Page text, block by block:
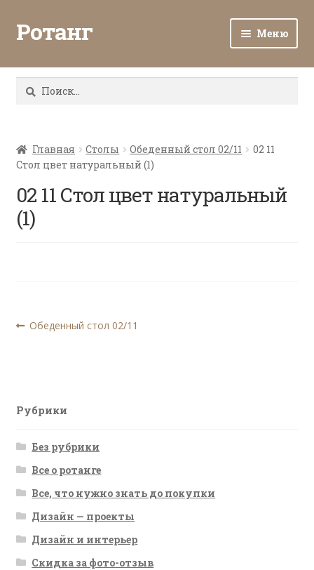
Ротанг Меню
Каталог
Все о ротанге
Ротанг оптом
Найти:
Главная Столы Обеденный стол 02/11
02 11
Стол цвет натуральный (1)
02 11 Стол цвет натуральный
(1)
Навигация
Предыдущая
Обеденный стол 02/11
Рубрики
Без рубрики
Все о ротанге
Все, что нужно знать до покупки
Дизайн — проекты
Дизайн и интерьер
Скидка за фото-отзыв